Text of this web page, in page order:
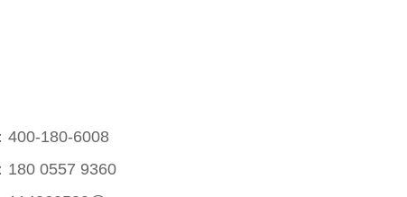
400-180-6008
180 0557 9360